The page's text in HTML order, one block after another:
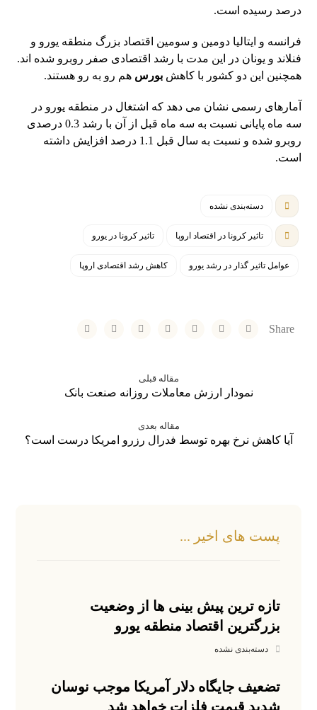
درصد رسیده است.
فرانسه و ایتالیا دومین و سومین اقتصاد بزرگ منطقه یورو و
فنلاند و یونان در این مدت با رشد اقتصادی صفر روبرو شده اند.
همچنین این دو کشور با کاهشبورس هم رو به رو هستند.
آمارهای رسمی نشان می دهد که اشتغال در منطقه یورو در
سه ماه پایانی نسبت به سه ماه قبل از آن با رشد 0.3 درصدی
روبرو شده و نسبت به سال قبل 1.1 درصد افزایش داشته
است.
دسته‌بندی نشده
تاثیر کرونا در اقتصاد اروپا تاثیر کرونا در یورو
عوامل تاثیر گذار در رشد یورو کاهش رشد اقتصادی اروپا
مقاله قبلی
نمودار ارزش معاملات روزانه صنعت بانک
مقاله بعدی
آیا کاهش نرخ بهره توسط فدرال رزرو امریکا درست است؟
پست های اخیر ...
تازه ترین پیش بینی ها از وضعیت
بزرگترین اقتصاد منطقه یورو
دسته‌بندی نشده
تضعیف جایگاه دلار آمریکا موجب نوسان
شدید قیمت فلزات خواهد شد